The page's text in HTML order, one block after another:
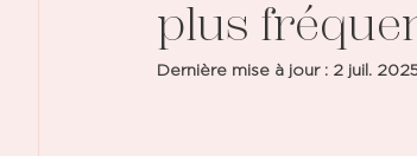
plus
Dernière mise à jour : 2 juil.